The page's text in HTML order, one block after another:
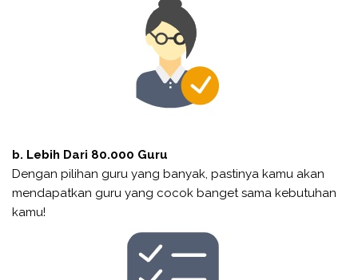
b. Lebih Dari 80.000 Guru
Dengan pilihan guru yang banyak, pastinya kamu akan
mendapatkan guru yang cocok banget sama kebutuhan
kamu!